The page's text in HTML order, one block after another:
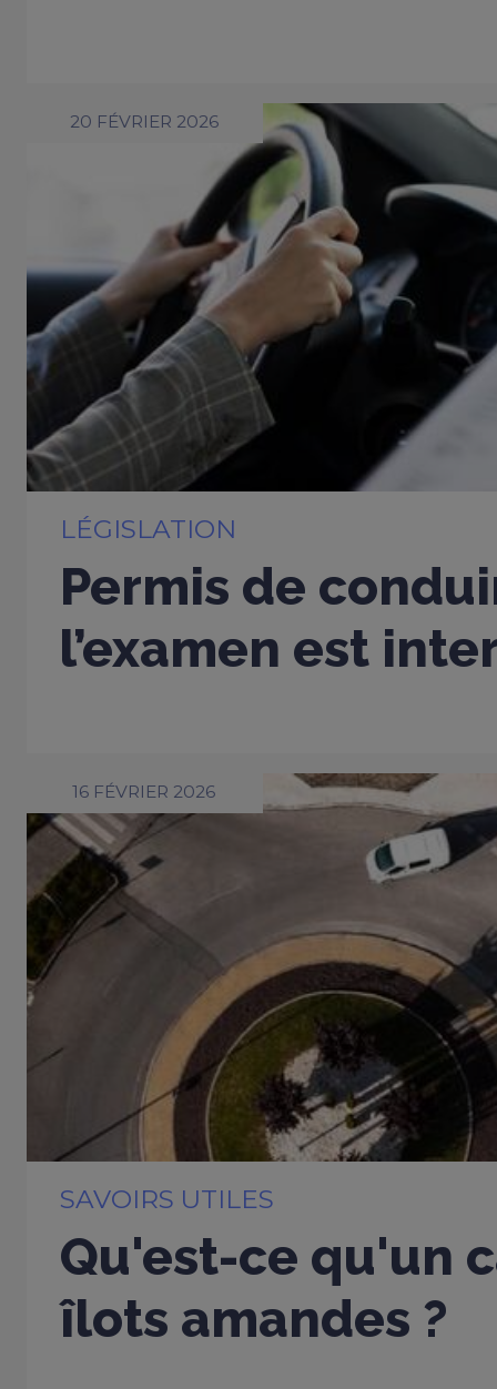
20 FÉVRIER 2026
LÉGISLATION
Permis de
l’examen est
16 FÉVRIER 2026
SAVOIRS UTILES
Qu'est-ce qu'un
îlots amandes ?